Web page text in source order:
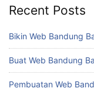
Recent Posts
Bikin Web Bandung
Buat Web Bandung
Pembuatan Web